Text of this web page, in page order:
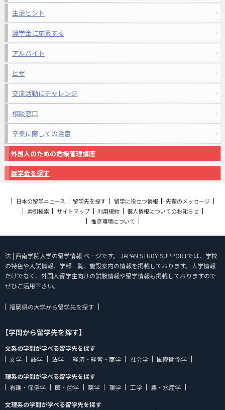
生活ヒント
奨学金に応募する
アルバイト
ビザ
交流活動にチャレンジ
相談窓口
卒業に際しての注意
外国人のための危機管理講座
奨学金を探す
日本の留学ニュース 留学先を探す 留学に役立つ情報
先輩のメッセージ
索引検索
サイトマップ 利用規約
個人情報についてのお知らせ
推奨環境について
法 | 西南学院大学の留学情報 ページです。 JAPAN STUDY SUPPORTでは、学校
の特色や入試情報、学部一覧、施設案内の情報を掲載しております。大学情報
だけでなく、外国人留学生向けの試験情報や留学情報も掲載しておりますので
ぜひご活用下さい。
福岡県の大学から留学先を探す
【学問から留学先を探す】
文系の学問が学べる留学先を探す
文学
語学 法学 経済・経営・商学 社会学
国際関係学
理系の学問が学べる留学先を探す
看護・保健学
医・歯学 薬学 理学 工学
農・水産学
文理系の学問が学べる留学先を探す